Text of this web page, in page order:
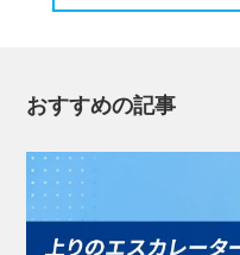
おすすめの記事